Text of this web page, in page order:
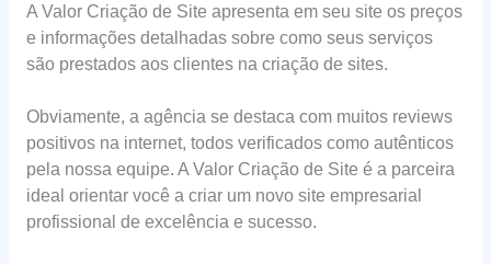
A Valor Criação de Site apresenta em seu site os preços
e informações detalhadas sobre como seus serviços
são prestados aos clientes na criação de sites.
Obviamente, a agência se destaca com muitos reviews
positivos na internet, todos verificados como autênticos
pela nossa equipe. A Valor Criação de Site é a parceira
ideal orientar você a criar um novo site empresarial
profissional de excelência e sucesso.